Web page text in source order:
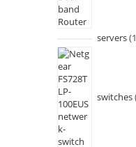
servers 1
switches